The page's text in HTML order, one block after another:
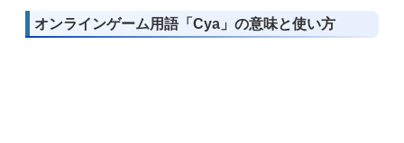
オンラインゲーム用語「Cya」の意味と使い方